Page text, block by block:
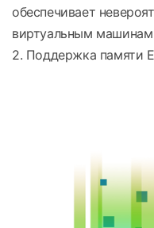
обеспечивает
виртуальным
2. Поддержка памяти